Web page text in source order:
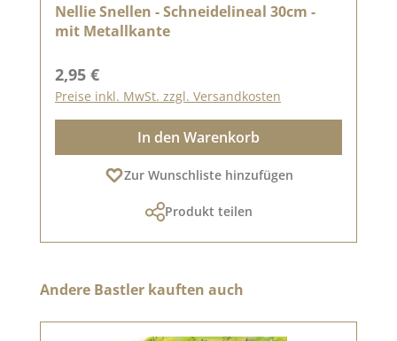
Nellie Snellen - Schneidelineal 30cm -
mit Metallkante
Regulärer Preis:
2,95 €
Preise inkl. MwSt. zzgl. Versandkosten
In den Warenkorb
Zur Wunschliste hinzufügen
Produkt teilen
Produktgalerie überspringen
Andere Bastler kauften auch